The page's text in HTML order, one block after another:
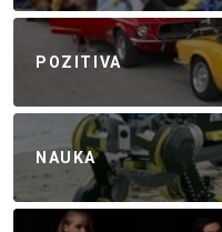
POZITIVA
NAUKA